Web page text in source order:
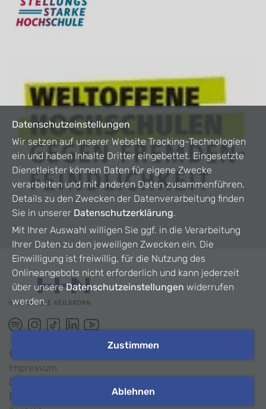
©
Impressum
Datenschutz
Barrierefreiheit
Datenschutzeinstellungen
Wir setzen auf unserer Website Tracking-Technologien
ein und haben Inhalte Dritter eingebettet. Eingesetzte
Dienstleister können Daten für eigene Zwecke
verarbeiten und mit anderen Daten zusammenführen.
Details zu den Zwecken der Datenverarbeitung finden
Sie in unserer Datenschutzerklärung.
Mit Ihrer Auswahl willigen Sie ggf. in die Verarbeitung
Ihrer Daten zu den jeweiligen Zwecken ein. Die
Einwilligung ist freiwillig, für die Nutzung des
Onlineangebots nicht erforderlich und kann jederzeit
über unsereDatenschutzeinstellungen widerrufen
werden.
Zustimmen
Ablehnen